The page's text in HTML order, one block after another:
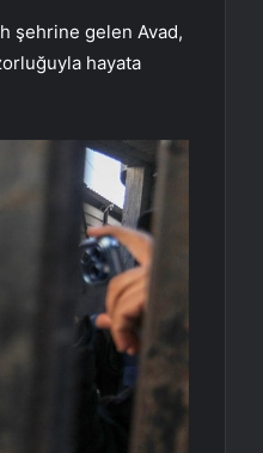
şehrine gelen Avad,
hayata